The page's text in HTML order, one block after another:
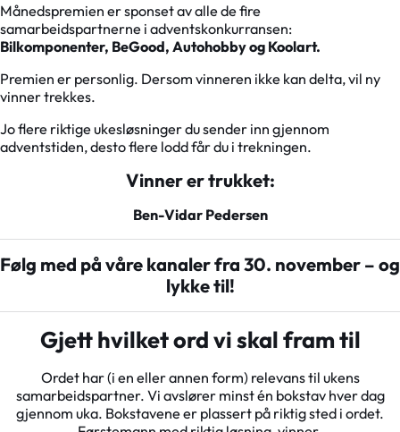
Månedspremien er sponset av alle de fire
samarbeidspartnerne i adventskonkurransen:
Bilkomponenter, BeGood, Autohobby og Koolart.
Premien er personlig. Dersom vinneren ikke kan delta, vil ny
vinner trekkes.
Jo flere riktige ukesløsninger du sender inn gjennom
adventstiden, desto flere lodd får du i trekningen.
Vinner er trukket:
Ben-Vidar Pedersen
Følg med på våre kanaler fra 30. november – og
lykke til!
Gjett hvilket ord vi skal fram til
Ordet har (i en eller annen form) relevans til ukens
samarbeidspartner. Vi avslører minst én bokstav hver dag
gjennom uka. Bokstavene er plassert på riktig sted i ordet.